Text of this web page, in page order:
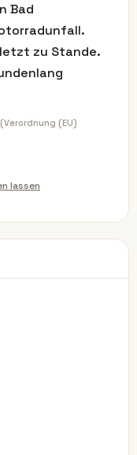
Bad
zu Stande.
(EU)
lassen